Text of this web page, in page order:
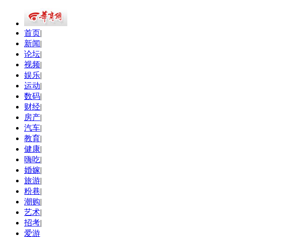
首页|
新闻|
论坛|
视频|
娱乐|
运动|
数码|
财经|
房产|
汽车|
教育|
健康|
嗨吃|
婚嫁|
旅游|
粉巷|
潮购|
艺术|
招考|
爱游